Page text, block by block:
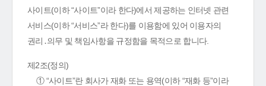
사이트(이하 “사이트”이라 한다)에서 제공하는 인터넷 관련
서비스(이하 “서비스”라 한다)를 이용함에 있어 이용자의
권리․의무 및 책임사항을 규정함을 목적으로 합니다.
제2조(정의)
① “사이트”란 회사가 재화 또는 용역(이하 “재화 등”이라